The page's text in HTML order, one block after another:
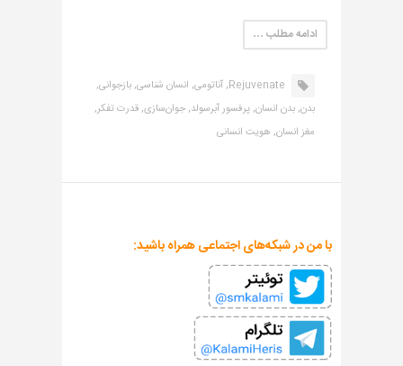
ادامه مطلب …
Rejuvenate, آناتومی, انسان شناسی,بازجوانی,
بدن,بدن انسان,پرفسور آبرسولد,جوان‌سازی,قدرت تفکر,
مغز انسان, هویت انسانی
با من در شبکه‌های اجتماعی همراه باشید: